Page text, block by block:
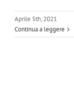
Aprile 5th, 2021
Continua a leggere